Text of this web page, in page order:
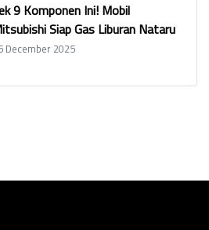
9 Komponen Ini! Mobil
Siap Gas Liburan Nataru
December 2025